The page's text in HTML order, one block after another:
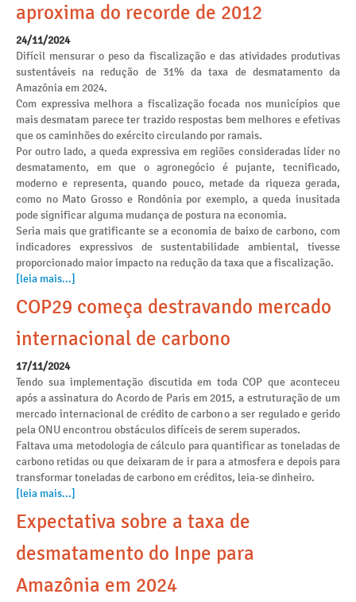
aproxima do recorde de 2012
24/11/2024
Difícil mensurar o peso da fiscalização e das atividades produtivas
sustentáveis na redução de 31% da taxa de desmatamento da
Amazônia em 2024.
Com expressiva melhora a fiscalização focada nos municípios que
mais desmatam parece ter trazido respostas bem melhores e efetivas
que os caminhões do exército circulando por ramais.
Por outro lado, a queda expressiva em regiões consideradas líder no
desmatamento, em que o agronegócio é pujante, tecnificado,
moderno e representa, quando pouco, metade da riqueza gerada,
como no Mato Grosso e Rondônia por exemplo, a queda inusitada
pode significar alguma mudança de postura na economia.
Seria mais que gratificante se a economia de baixo de carbono, com
indicadores expressivos de sustentabilidade ambiental, tivesse
proporcionado maior impacto na redução da taxa que a fiscalização.
[leia mais...]
COP29 começa destravando mercado
internacional de carbono
17/11/2024
Tendo sua implementação discutida em toda COP que aconteceu
após a assinatura do Acordo de Paris em 2015, a estruturação de um
mercado internacional de crédito de carbono a ser regulado e gerido
pela ONU encontrou obstáculos difíceis de serem superados.
Faltava uma metodologia de cálculo para quantificar as toneladas de
carbono retidas ou que deixaram de ir para a atmosfera e depois para
transformar toneladas de carbono em créditos, leia-se dinheiro.
[leia mais...]
Expectativa sobre a taxa de
desmatamento do Inpe para
Amazônia em 2024